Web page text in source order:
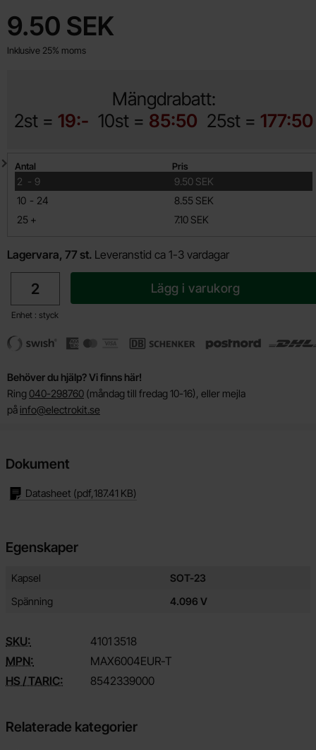
pris
9.50 SEK
Inklusive 25% moms
Mängdrabatt:
2st = 19:- 10st = 85:50 25st = 177:50
Mängdrabatt
Antal Pris
2 -
till 9
9.50 SEK
10 -
till 24
8.55 SEK
25 +
till 7.10 SEK
Lagervara, 77 st. Leveranstid ca 1-3 vardagar
Enhet : styck
Lägg i varukorg
Behöver du hjälp? Vi finns här!
Ring 040-298760 (måndag till fredag 10-16), eller mejla
på info@electrokit.se
Dokument
Datasheet (pdf,187.41 KB)
Egenskaper
Egenskaper/attribut för denna produkt
Attribut
Kapsel
SOT-23
Spänning
4.096 V
SKU: 4101 3518
MPN:
MAX6004EUR-T
HS / TARIC:
8542339000
Relaterade kategorier